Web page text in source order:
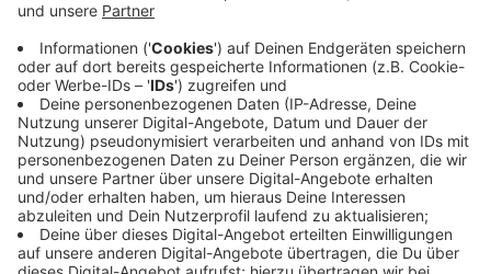
Aktion lief schon zum 23. Mal. Laut Stadt haben
gesammelt, dieses Mal seien aber auch viele
Altreifen dabei gewe
Veröffentlicht: Montag, 31.03.2025 14:18
Anzeige